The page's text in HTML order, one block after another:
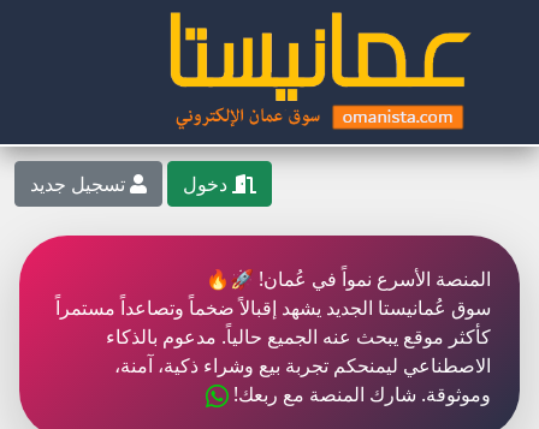
دخول تسجيل جديد
المنصة الأسرع نمواً في عُمان! 🚀🔥
سوق عُمانيستا الجديد يشهد إقبالاً ضخماً وتصاعداً مستمراً
كأكثر موقع يبحث عنه الجميع حالياً. مدعوم بالذكاء
الاصطناعي ليمنحكم تجربة بيع وشراء ذكية، آمنة،
وموثوقة. شارك المنصة مع ربعك!